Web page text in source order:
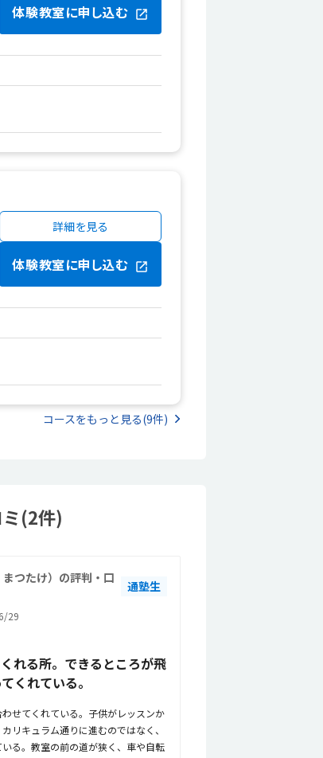
体験教室に申し込む
詳細を見る
体験教室に申し込む
コースをもっと見る(9件)
(2件)
つたけ）の評判・口
通塾生
29
れる所。できるところが飛
くれている。
せてくれている。子供がレッスンか
リキュラム通りに進むのではなく、
る。教室の前の道が狭く、車や自転